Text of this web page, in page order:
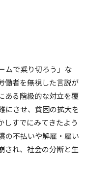
ムで乗り切ろう」な
働者を無視した言説が
ある階級的な対立を覆
にさせ、貧困の拡大を
しすでにみてきたよう
の不払いや解雇・雇い
され、社会の分断と生